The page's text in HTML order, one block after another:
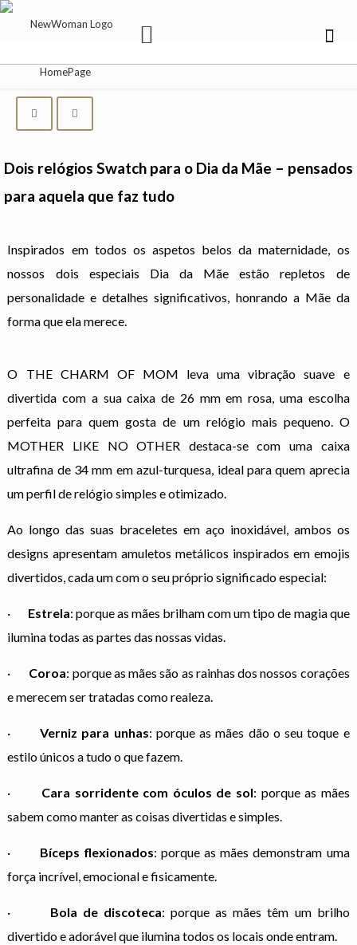
Dois relógios Swatch para o Dia da Mãe – pensados
para aquela que faz tudo
Inspirados em todos os aspetos belos da maternidade, os
nossos dois especiais Dia da Mãe estão repletos de
personalidade e detalhes significativos, honrando a Mãe da
forma que ela merece.
O THE CHARM OF MOM leva uma vibração suave e
divertida com a sua caixa de 26 mm em rosa, uma escolha
perfeita para quem gosta de um relógio mais pequeno. O
MOTHER LIKE NO OTHER destaca-se com uma caixa
ultrafina de 34 mm em azul-turquesa, ideal para quem aprecia
um perfil de relógio simples e otimizado.
Ao longo das suas braceletes em aço inoxidável, ambos os
designs apresentam amuletos metálicos inspirados em emojis
divertidos, cada um com o seu próprio significado especial:
· Estrela: porque as mães brilham com um tipo de magia que
ilumina todas as partes das nossas vidas.
· Coroa: porque as mães são as rainhas dos nossos corações
e merecem ser tratadas como realeza.
·Verniz para unhas: porque as mães dão o seu toque e
estilo únicos a tudo o que fazem.
· Cara sorridente com óculos de sol: porque as mães
sabem como manter as coisas divertidas e simples.
· Bíceps flexionados: porque as mães demonstram uma
força incrível, emocional e fisicamente.
· Bola de discoteca: porque as mães têm um brilho
divertido e adorável que ilumina todos os locais onde entram.